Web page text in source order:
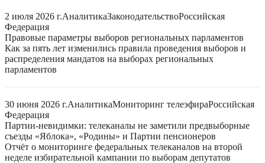
2 июля 2026 г.АналитикаЗаконодательствоРоссийская
Федерация
Правовые параметры выборов региональных парламентов
Как за пять лет изменились правила проведения выборов и
распределения мандатов на выборах региональных
парламентов
30 июня 2026 г.АналитикаМониторинг телеэфираРоссийская
Федерация
Партии-невидимки: телеканалы не заметили предвыборные
съезды «Яблока», «Родины» и Партии пенсионеров
Отчёт о мониторинге федеральных телеканалов на второй
неделе избирательной кампании по выборам депутатов